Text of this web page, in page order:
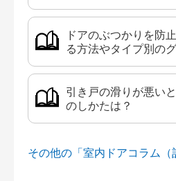
ドアのぶつかりを防
る方法やタイプ別の
引き戸の滑りが悪い
のしかたは？
その他の「室内ドアコラム（